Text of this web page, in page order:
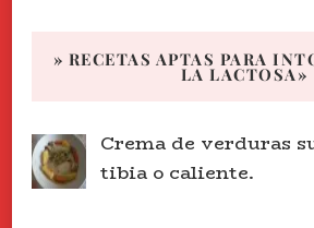
» RECETAS APTAS PARA
LA LACTOSA»
Crema de verduras
tibia o caliente.